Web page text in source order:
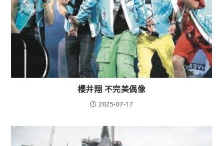
櫻井翔 不完美偶像
2025-07-17